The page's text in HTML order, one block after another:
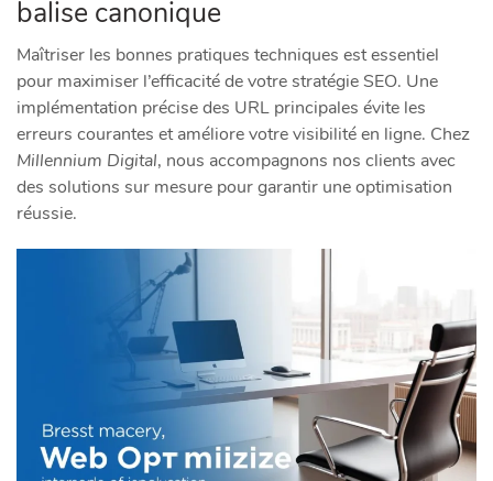
balise canonique
Maîtriser les bonnes pratiques techniques est essentiel
pour maximiser l’efficacité de votre stratégie SEO. Une
implémentation précise des URL principales évite les
erreurs courantes et améliore votre visibilité en ligne. Chez
Millennium Digital, nous accompagnons nos clients avec
des solutions sur mesure pour garantir une optimisation
réussie.